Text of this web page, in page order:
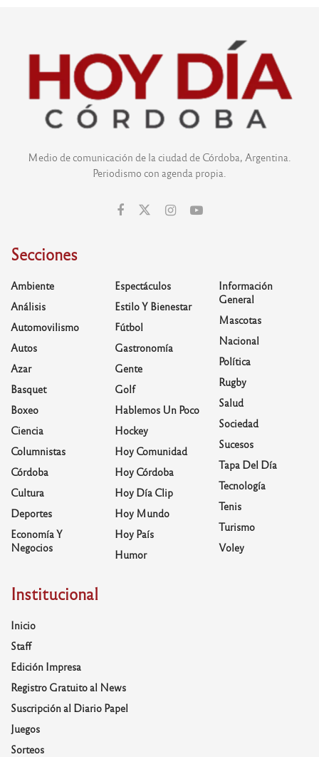
Medio de comunicación de la ciudad de Córdoba, Argentina.
Periodismo con agenda propia.
Secciones
Ambiente
Análisis
Automovilismo
Autos
Azar
Basquet
Boxeo
Ciencia
Columnistas
Córdoba
Cultura
Deportes
Economía Y
Negocios
Espectáculos
Estilo Y Bienestar
Fútbol
Gastronomía
Gente
Golf
Hablemos Un Poco
Hockey
Hoy Comunidad
Hoy Córdoba
Hoy Día Clip
Hoy Mundo
Hoy País
Humor
Información
General
Mascotas
Nacional
Política
Rugby
Salud
Sociedad
Sucesos
Tapa Del Día
Tecnología
Tenis
Turismo
Voley
Institucional
Inicio
Staff
Edición Impresa
Registro Gratuito al News
Suscripción al Diario Papel
Juegos
Sorteos